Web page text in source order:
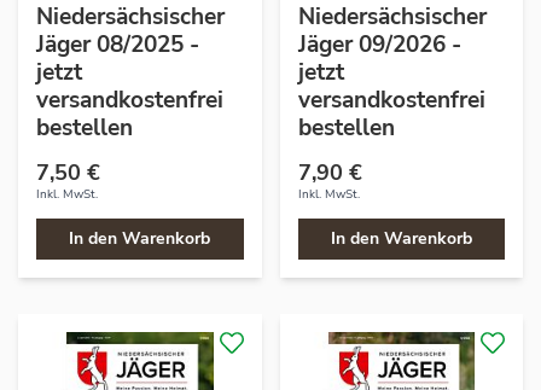
Niedersächsischer
Jäger 08/2025 -
jetzt
versandkostenfrei
bestellen
7,50 €
Inkl. MwSt.
In den Warenkorb
Niedersächsischer
Jäger 09/2026 -
jetzt
versandkostenfrei
bestellen
7,90 €
Inkl. MwSt.
In den Warenkorb